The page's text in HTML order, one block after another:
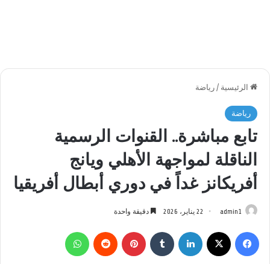
الرئيسية / رياضة
رياضة
تابع مباشرة.. القنوات الرسمية
الناقلة لمواجهة الأهلي ويانج
أفريكانز غداً في دوري أبطال أفريقيا
admin1 22 يناير، 2026 دقيقة واحدة
فيسبوك لينكدإن بينتيريست